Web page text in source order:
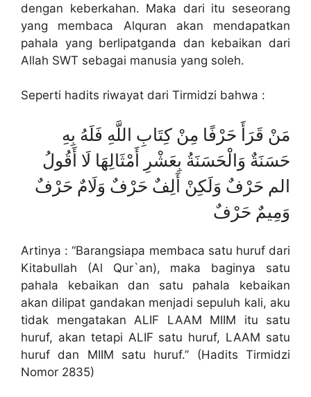
dengan keberkahan. Maka dari itu seseorang
yang membaca Alquran akan mendapatkan
pahala yang berlipatganda dan kebaikan dari
Allah SWT sebagai manusia yang soleh.
Seperti hadits riwayat dari Tirmidzi bahwa :
مَنْ قَرَأَ حَرْفًا مِنْ كِتَابِ اللَّهِ فَلَهُ بِهِ
حَسَنَةٌ وَالْحَسَنَةُ بِعَشْرِ أَمْثَالِهَا لَا أَقُولُ
الم حَرْفٌ وَلَكِنْ أَلِفٌ حَرْفٌ وَلَامٌ حَرْفٌ
وَمِيمٌ حَرْفٌ
Artinya : “Barangsiapa membaca satu huruf dari
Kitabullah (Al Qur`an), maka baginya satu
pahala kebaikan dan satu pahala kebaikan
akan dilipat gandakan menjadi sepuluh kali, aku
tidak mengatakan ALIF LAAM MIIM itu satu
huruf, akan tetapi ALIF satu huruf, LAAM satu
huruf dan MIIM satu huruf.” (Hadits Tirmidzi
Nomor 2835)